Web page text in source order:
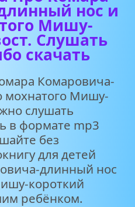
нос и
Мишу-
Слушать
скачать
Комаровича-
мохнатого Мишу-
слушать
в формате mp3
без
для детей
длинный нос
короткий
ребёнком.